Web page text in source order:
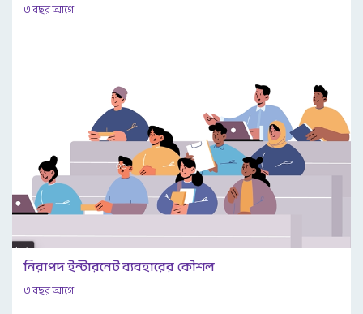
৩ বছর আগে
নিরাপদ ইন্টারনেট ব্যবহারের কৌশল
৩ বছর আগে